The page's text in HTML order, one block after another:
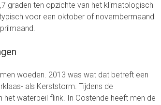
graden ten opzichte van het klimatologisch
voor een oktober of novembermaand
woeden. 2013 was wat dat betreft een
als Kerststorm. Tijdens de
waterpeil flink. In Oostende heeft men de